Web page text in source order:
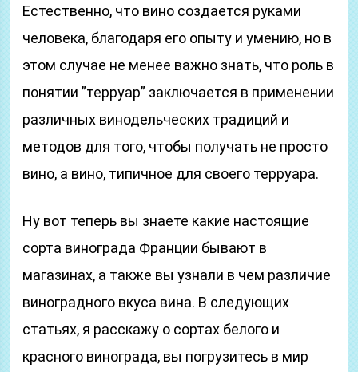
Естественно, что вино создается руками
человека, благодаря его опыту и умению, но в
этом случае не менее важно знать, что роль в
понятии ”терруар” заключается в применении
различных винодельческих традиций и
методов для того, чтобы получать не просто
вино, а вино, типичное для своего терруара.
Ну вот теперь вы знаете какие настоящие
сорта винограда Франции бывают в
магазинах, а также вы узнали в чем различие
виноградного вкуса вина. В следующих
статьях, я расскажу о сортах белого и
красного винограда, вы погрузитесь в мир